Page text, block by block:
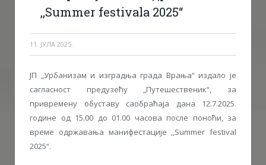
,,Summer festivala 2025“
11. ЈУЛА 2025.
ЈП „Урбанизам и изградња града Врања“ издало је
сагласност предузећу „Путешественик“, за
привремену обуставу саобраћаја дана 12.7.2025.
године од 15.00 до 01.00 часова после поноћи, за
време одржавања манифестације ,,Summer festival
2025“.